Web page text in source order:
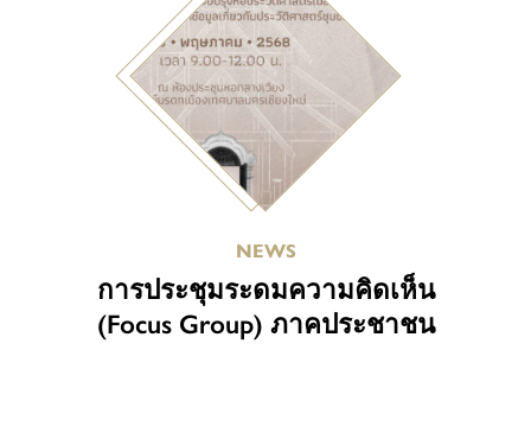
NEWS
การประชุมระดมความคิดเห็น
(Focus Group) ภาคประชาชน